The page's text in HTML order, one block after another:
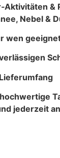
&
Nebel &
wen
Lieferumfang
jederzeit